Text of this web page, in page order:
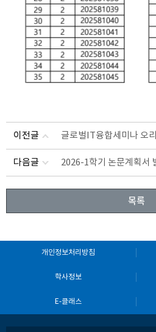
이전글 글로벌IT융합세미나 오
다음글 2026-1학기 논문계획서
목록
개인정보처리방침
학사정보
E-클래스